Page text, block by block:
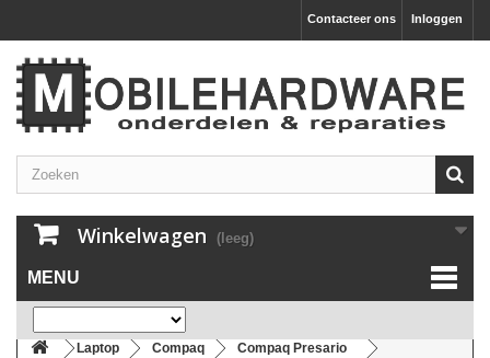
Inloggen
Contacteer ons
Winkelwagen (leeg)
MENU
Laptop Compaq
Compaq Presario